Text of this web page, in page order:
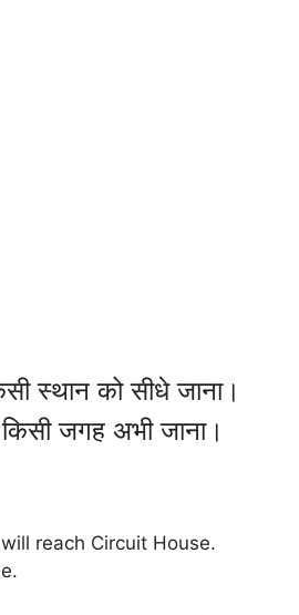
स्थान को सीधे जाना।
जगह अभी जाना।
reach Circuit House.